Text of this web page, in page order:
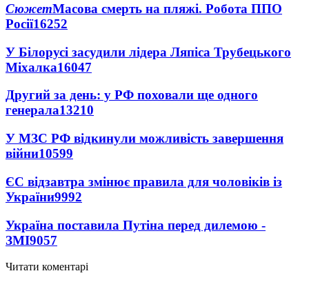
СюжетМасова смерть на пляжі. Робота ППО
Росії16252
У Білорусі засудили лідера Ляпіса Трубецького
Міхалка16047
Другий за день: у РФ поховали ще одного
генерала13210
У МЗС РФ відкинули можливість завершення
війни10599
ЄС відзавтра змінює правила для чоловіків із
України9992
Україна поставила Путіна перед дилемою -
ЗМІ9057
Читати коментарі